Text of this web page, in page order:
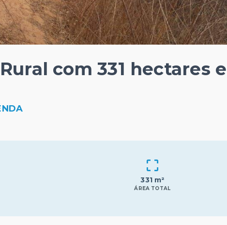
com 331 hectares
331 m²
ÁREA TOTAL